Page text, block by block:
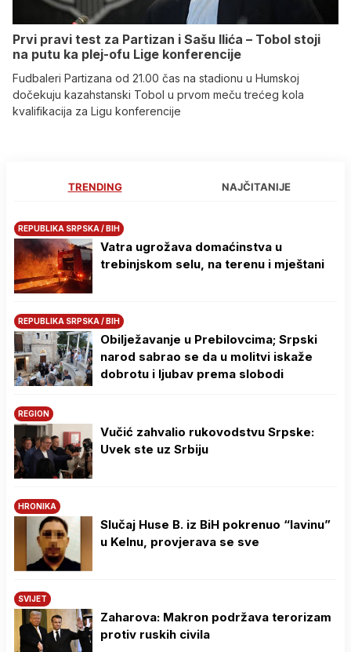
Prvi pravi test za Partizan i Sašu Ilića – Tobol stoji
na putu ka plej-ofu Lige konferencije
Fudbaleri Partizana od 21.00 čas na stadionu u Humskoj
dočekuju kazahstanski Tobol u prvom meču trećeg kola
kvalifikacija za Ligu konferencije
TRENDING NAJČITANIJE
REPUBLIKA SRPSKA / BIH
Vatra ugrožava domaćinstva u
trebinjskom selu, na terenu i mještani
REPUBLIKA SRPSKA / BIH
Obilježavanje u Prebilovcima; Srpski
narod sabrao se da u molitvi iskaže
dobrotu i ljubav prema slobodi
REGION
Vučić zahvalio rukovodstvu Srpske:
Uvek ste uz Srbiju
HRONIKA
Slučaj Huse B. iz BiH pokrenuo “lavinu”
u Kelnu, provjerava se sve
SVIJET
Zaharova: Makron podržava terorizam
protiv ruskih civila